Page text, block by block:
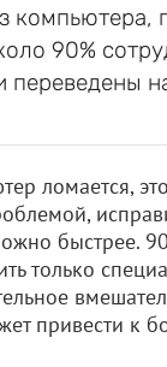
компьютера,
90%
переведены
ломается,
быстрее.
только
привести к